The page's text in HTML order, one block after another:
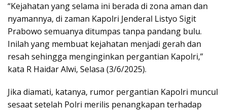
“Kejahatan yang selama ini berada di zona aman dan
nyamannya, di zaman Kapolri Jenderal Listyo Sigit
Prabowo semuanya ditumpas tanpa pandang bulu.
Inilah yang membuat kejahatan menjadi gerah dan
resah sehingga menginginkan pergantian Kapolri,”
kata R Haidar Alwi, Selasa (3/6/2025).
Jika diamati, katanya, rumor pergantian Kapolri muncul
sesaat setelah Polri merilis penangkapan terhadap